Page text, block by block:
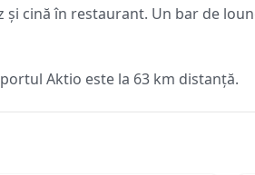
cină în restaurant. Un bar de
Aktio este la 63 km distanță.